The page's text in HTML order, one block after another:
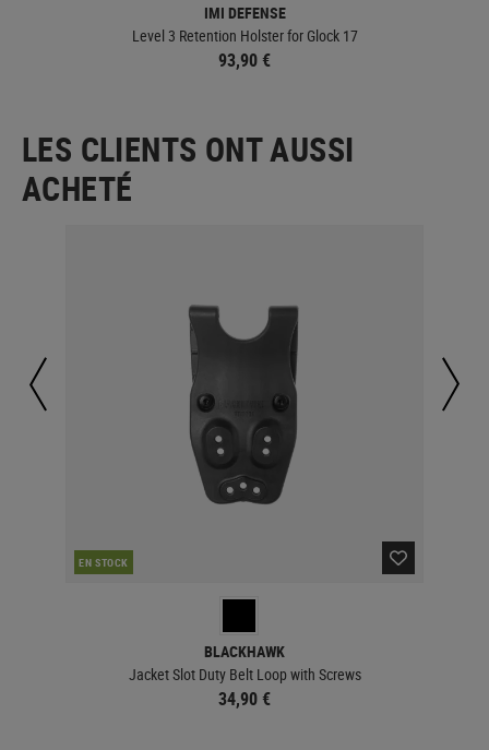
IMI DEFENSE
Level 3 Retention Holster for Glock 17
93,90 €
LES CLIENTS ONT AUSSI
ACHETÉ
EN STOCK
BLACKHAWK
Jacket Slot Duty Belt Loop with Screws
34,90 €